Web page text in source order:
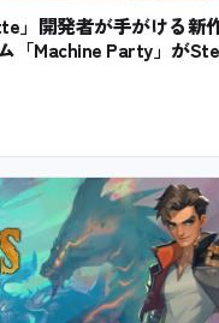
」開発者が手がける新
「Machine Party」が